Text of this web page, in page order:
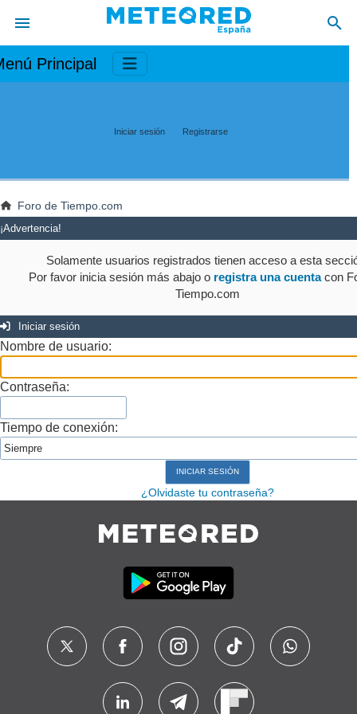
Principal
Iniciar sesión Registrarse
Foro de Tiempo.com
¡Advertencia!
Solamente usuarios registrados tienen acceso a esta
Por favor inicia sesión más abajo o registra una cuentacon
Tiempo.com
Iniciar sesión
Nombre de usuario:
Contraseña:
Tiempo de conexión:
¿Olvidaste tu contraseña?